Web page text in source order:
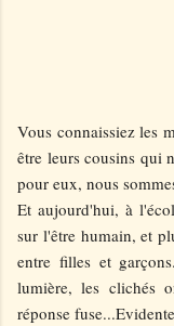
Vous connaissiez les
être leurs cousins qui
pour eux, nous
Et aujourd'hui, à
sur l'être humain, et
entre filles et
lumière, les clichés
réponse